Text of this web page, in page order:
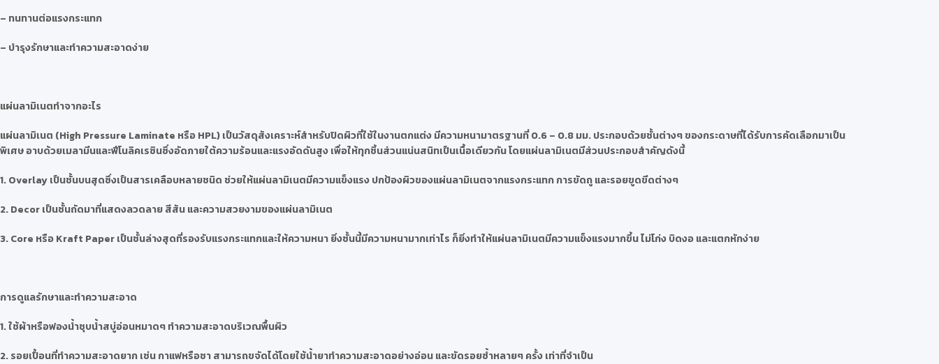
– ทนทานต่อแรงกระแทก
– บำรุงรักษาและทำความสะอาดง่าย
แผ่นลามิเนตทำจากอะไร
แผ่นลามิเนต (High Pressure Laminate หรือ HPL) เป็นวัสดุสังเคราะห์สำหรับปิดผิวที่ใช้ในงานตกแต่ง มีความหนามาตรฐานที่ 0.6 – 0.8 มม. ประกอบด้วยชั้นต่างๆ ของกระดาษที่ได้รับการคัดเลือกมาเป็น
พิเศษ อาบด้วยเมลามีนและฟีโนลิคเรซินซึ่งอัดภายใต้ความร้อนและแรงอัดดันสูง เพื่อให้ทุกชิ้นส่วนแน่นสนิทเป็นเนื้อเดียวกัน โดยแผ่นลามิเนตมีส่วนประกอบสำคัญดังนี้
1. Overlay เป็นชั้นบนสุดซึ่งเป็นสารเคลือบหลายชนิด ช่วยให้แผ่นลามิเนตมีความแข็งแรง ปกป้องผิวของแผ่นลามิเนตจากแรงกระแทก การขัดถู และรอยขูดขีดต่างๆ
2. Decor เป็นชั้นถัดมาที่แสดงลวดลาย สีสัน และความสวยงามของแผ่นลามิเนต
3. Core หรือ Kraft Paper เป็นชั้นล่างสุดที่รองรับแรงกระแทกและให้ความหนา ยิ่งชั้นนี้มีความหนามากเท่าไร ก็ยิ่งทำให้แผ่นลามิเนตมีความแข็งแรงมากขึ้น ไม่โก่ง บิดงอ และแตกหักง่าย
การดูแลรักษาและทำความสะอาด
1. ใช้ผ้าหรือฟองน้ำชุบน้ำสบู่อ่อนหมาดๆ ทำความสะอาดบริเวณพื้นผิว
2. รอยเปื้อนที่ทำความสะอาดยาก เช่น กาแฟหรือชา สามารถขจัดได้โดยใช้น้ำยาทำความสะอาดอย่างอ่อน และขัดรอยซ้ำหลายๆ ครั้ง เท่าที่จำเป็น